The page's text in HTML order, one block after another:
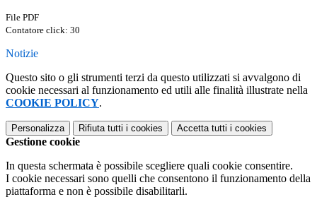
File PDF
Contatore click: 30
Notizie
Questo sito o gli strumenti terzi da questo utilizzati si avvalgono di
cookie necessari al funzionamento ed utili alle finalità illustrate nella
COOKIE POLICY.
Personalizza Rifiuta tutti i cookies Accetta tutti i cookies
Gestione cookie
In questa schermata è possibile scegliere quali cookie consentire.
I cookie necessari sono quelli che consentono il funzionamento della
piattaforma e non è possibile disabilitarli.